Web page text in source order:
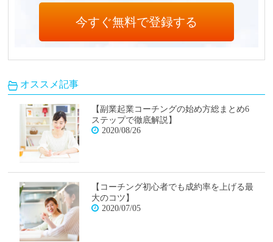
オススメ記事
【副業起業コーチングの始め方総まとめ6
ステップで徹底解説】
2020/08/26
【コーチング初心者でも成約率を上げる最
大のコツ】
2020/07/05